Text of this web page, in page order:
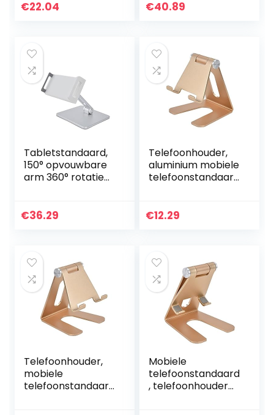
onderdelen
€22.04
Gemak Voorkom
€40.89
Tabletstandaard,
150° opvouwbare
arm 360° rotatie
Gebruiksvriendelijk
€36.29
Telefoonhouder,
aluminium mobiele
telefoonstandaard
€12.29
Telefoonhouder,
mobiele
telefoonstandaard
Mobiele
telefoonstandaard
, telefoonhouder